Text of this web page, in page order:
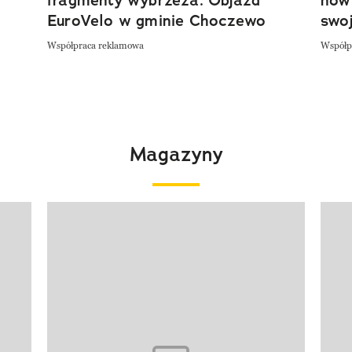
EuroVelo w gminie Choczewo
Współpraca reklamowa
Magazyny